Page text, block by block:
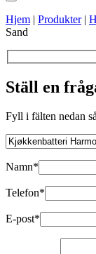
Hjem | Produkter|
Sand
Ställ en
Fyll i fälten nedan
Namn*
Telefon*
E-post*